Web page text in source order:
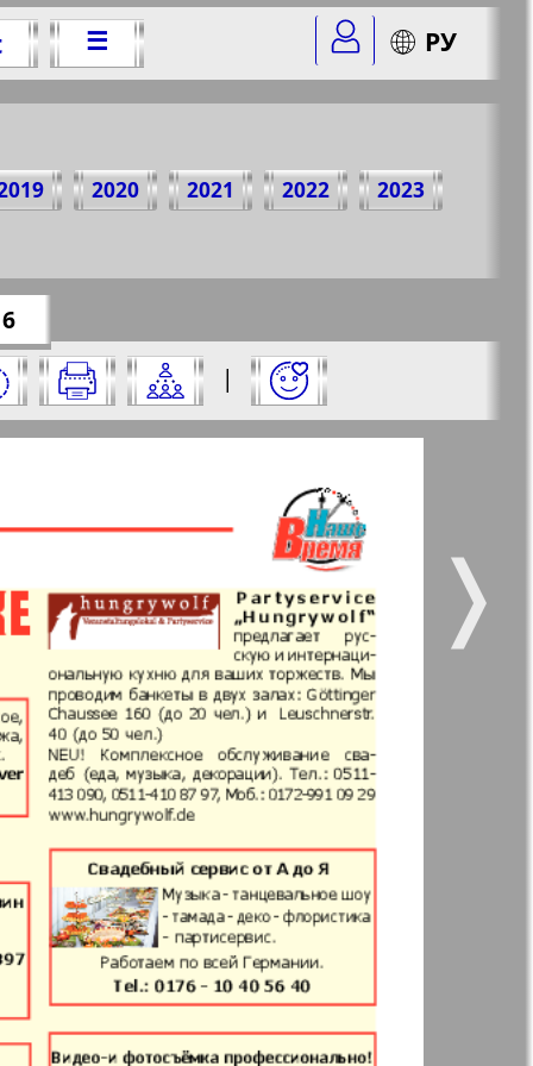
☰ РУ
2020 2021 2022
2023
und klicken Sie darauf:
11
5
|
aus und klicken Sie darauf:
11
17
23
❭
Gorod 511
Zeitung Nasche wremja
Panorama-mir
vremja Russkiy Wojazh